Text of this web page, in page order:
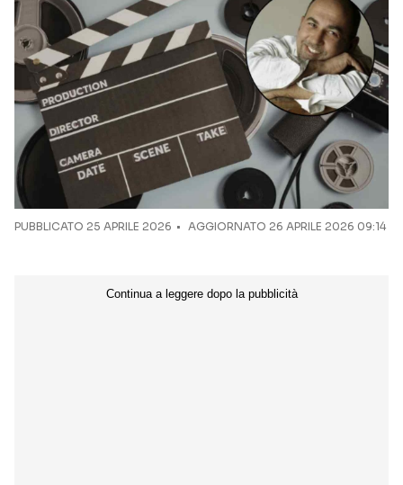
PUBBLICATO 25 APRILE 2026 AGGIORNATO 26 APRILE 2026 09:14